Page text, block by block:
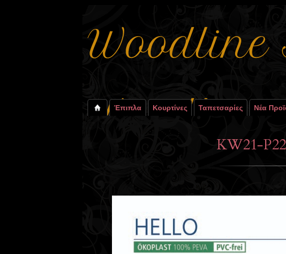
Έπιπλα Κουρτίνες Ταπετσαρίες Νέα
KW21-